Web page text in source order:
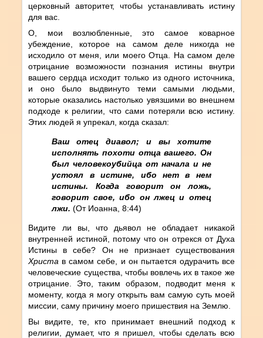
церковный авторитет, чтобы устанавливать истину
для вас.
О, мои возлюбленные, это самое коварное
убеждение, которое на самом деле никогда не
исходило от меня, или моего Отца. На самом деле
отрицание возможности познания истины внутри
вашего сердца исходит только из одного источника,
и оно было выдвинуто теми самыми людьми,
которые оказались настолько увязшими во внешнем
подходе к религии, что сами потеряли всю истину.
Этих людей я упрекал, когда сказал:
Ваш отец диавол; и вы хотите
исполнять похоти отца вашего. Он
был человекоубийца от начала и не
устоял в истине, ибо нет в нем
истины. Когда говорит он ложь,
говорит свое, ибо он лжец и отец
лжи. (От Иоанна, 8:44)
Видите ли вы, что дьявол не обладает никакой
внутренней истиной, потому что он отрекся от Духа
Истины в себе? Он не признает существования
Христа в самом себе, и он пытается одурачить все
человеческие существа, чтобы вовлечь их в такое же
отрицание. Это, таким образом, подводит меня к
моменту, когда я могу открыть вам самую суть моей
миссии, саму причину моего пришествия на Землю.
Вы видите, те, кто принимает внешний подход к
религии, думает, что я пришел, чтобы сделать всю